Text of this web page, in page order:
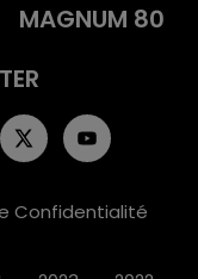
MAGNUM 80
Confidentialité